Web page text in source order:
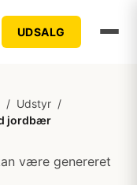
UDSALG
/ Udstyr /
jordbær
være genereret